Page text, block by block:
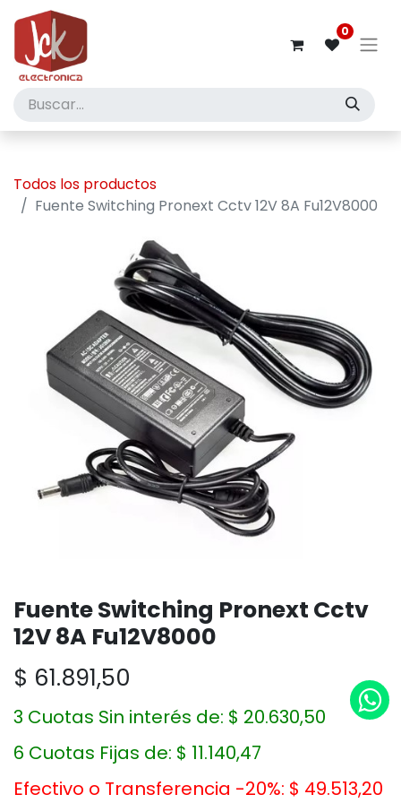
0
Todos los productos
Fuente Switching Pronext Cctv 12V 8A Fu12V8000
Fuente Switching Pronext Cctv
12V 8A Fu12V8000
$ 61.891,50
3 Cuotas Sin interés de: $ 20.630,50
6 Cuotas Fijas de: $ 11.140,47
Efectivo o Transferencia -20%: $ 49.513,20